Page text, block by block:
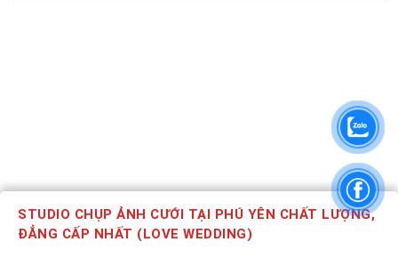
STUDIO CHỤP ẢNH CƯỚI TẠI PHÚ YÊN CHẤT LƯỢNG,
ĐẲNG CẤP NHẤT (LOVE WEDDING)